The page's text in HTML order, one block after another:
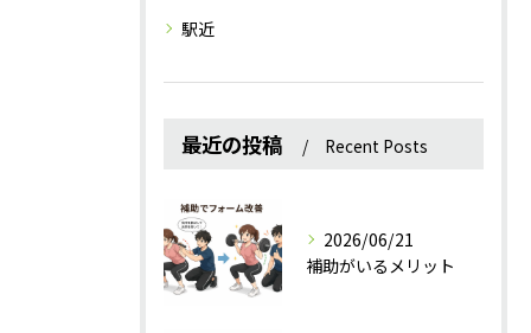
駅近
最近の投稿 Recent Posts
2026/06/21
補助がいるメリット